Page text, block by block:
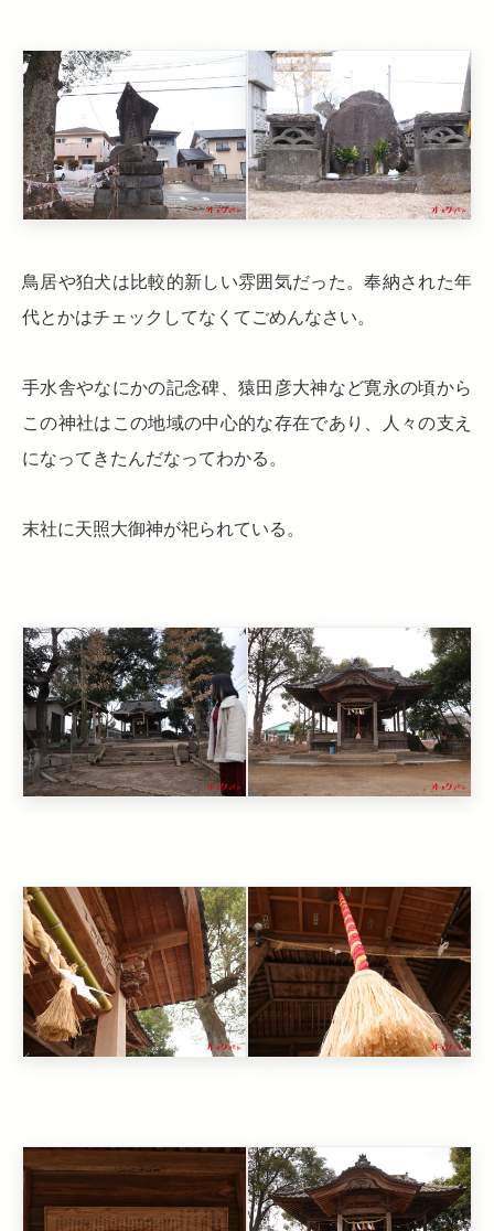
鳥居や狛犬は比較的新しい雰囲気だった。奉納された年
代とかはチェックしてなくてごめんなさい。
手水舎やなにかの記念碑、猿田彦大神など寛永の頃から
この神社はこの地域の中心的な存在であり、人々の支え
になってきたんだなってわかる。
末社に天照大御神が祀られている。